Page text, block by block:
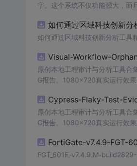
字。这个系统不仅功能强大，而
便和实用的工具，你一定会喜欢
如何通过区域科技创新
如何通过区域科技创新分析工具
Visual-Workflow-
原创本地工程审计与分析工具
G报告、1080×720真实运行效
源码、Logo、官方截图、论文、
Cypress-Flaky-Test-
原创本地工程审计与分析工具
G报告、1080×720真实运行效
源码、Logo、官方截图、论文、
FortiGate-v7.4.9-FGT-
FGT_601E-v7.4.9.M-